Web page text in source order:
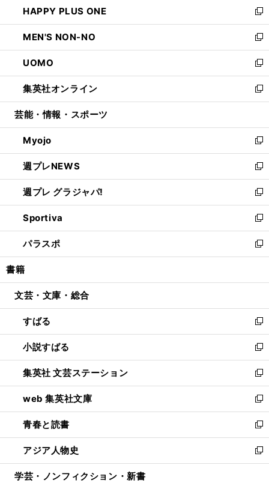
く
で
開
く
ド
ウ
で
開
く
ィ
ン
ド
ウ
で
開
く
い
ウ
ィ
ン
ド
ウ
で
開
HAPPY PLUS ONE
新
し
い
ウ
ィ
ン
ド
ウ
開
く
MEN'S NON-NO
新
し
い
ウ
ィ
ン
ウ
で
開
く
UOMO
新
し
い
ウ
ン
ド
ウ
で
開
く
集英社オンライン
新
し
ウ
ィ
ン
ド
ウ
で
開
く
芸能・情報・スポーツ
Myojo
新
し
い
ウ
ィ
ン
ド
ウ
で
開
週プレNEWS
新
し
い
ウ
ィ
ン
ド
ウ
開
週プレ グラジャパ!
新
し
い
ウ
ィ
ン
ウ
開
く
Sportiva
新
し
い
ウ
ン
ウ
で
開
く
パラスポ
新
し
ウ
ン
ド
ウ
で
開
く
書籍
文芸・文庫・総合
すばる
新
し
い
ウ
ィ
ン
ド
ウ
で
開
く
小説すばる
新
し
い
ウ
ィ
ン
ド
ウ
で
開
集英社 文芸ステーション
新
し
い
ウ
ィ
ン
ド
ウ
web 集英社文庫
新
し
い
ウ
ィ
ン
青春と読書
新
し
い
ウ
アジア人物史
新
し
学芸・ノンフィクション・新書